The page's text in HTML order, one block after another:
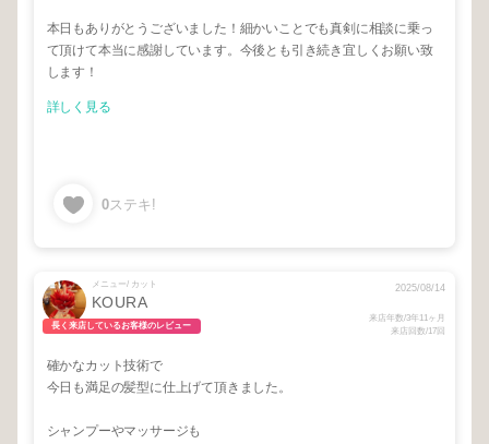
本日もありがとうございました！細かいことでも真剣に相談に乗っ
て頂けて本当に感謝しています。今後とも引き続き宜しくお願い致
します！
詳しく見る
0ステキ!
メニュー/ カット
KOURA
長く来店しているお客様のレビュー
2025/08/14
来店年数/3年11ヶ月
来店回数/17回
確かなカット技術で
今日も満足の髪型に仕上げて頂きました。
シャンプーやマッサージも